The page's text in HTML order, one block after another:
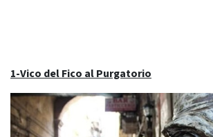
1-Vico del Fico al Purgatorio